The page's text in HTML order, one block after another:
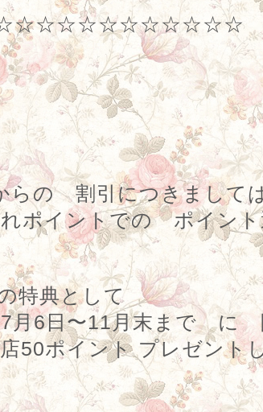
らの 割引につきまして
ポイントでの ポイント
特典として
7月6日〜11月末まで に
50ポイント プレゼント